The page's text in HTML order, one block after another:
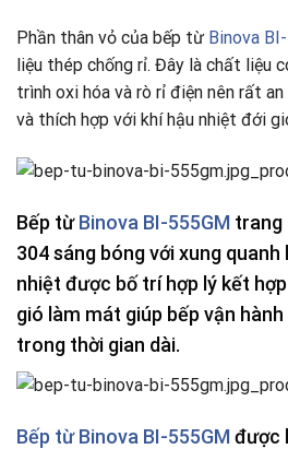
Phần thân vỏ của bếp từ Binova
liệu thép chống rỉ. Đây là chất liệu
trình oxi hóa và rò rỉ điện nên rất
và thích hợp với khí hậu nhiệt đới
Bếp từBinova BI-555GM trang
304 sáng bóng với xung
nhiệt được bố trí hợp lý kết
gió làm mát giúp bếp vận
trong thời gian dài.
Bếp từ Binova BI-555GMđược